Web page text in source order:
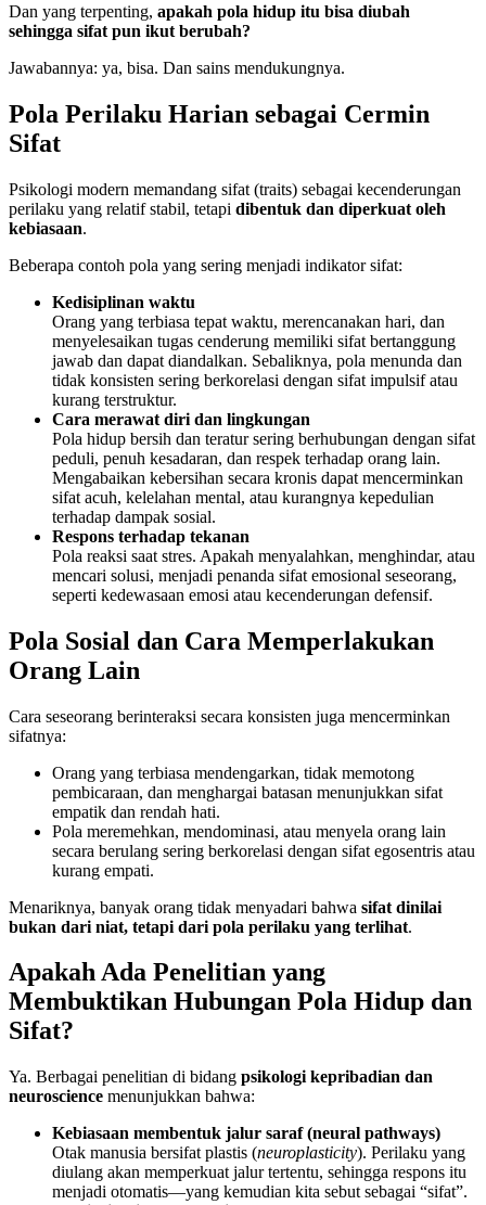
Dan yang terpenting, apakah pola hidup itu bisa diubah
sehingga sifat pun ikut berubah?
Jawabannya: ya, bisa. Dan sains mendukungnya.
Pola Perilaku Harian sebagai Cermin
Sifat
Psikologi modern memandang sifat (traits) sebagai kecenderungan
perilaku yang relatif stabil, tetapi dibentuk dan diperkuat oleh
kebiasaan.
Beberapa contoh pola yang sering menjadi indikator sifat:
Kedisiplinan waktu
Orang yang terbiasa tepat waktu, merencanakan hari, dan
menyelesaikan tugas cenderung memiliki sifat bertanggung
jawab dan dapat diandalkan. Sebaliknya, pola menunda dan
tidak konsisten sering berkorelasi dengan sifat impulsif atau
kurang terstruktur.
Cara merawat diri dan lingkungan
Pola hidup bersih dan teratur sering berhubungan dengan sifat
peduli, penuh kesadaran, dan respek terhadap orang lain.
Mengabaikan kebersihan secara kronis dapat mencerminkan
sifat acuh, kelelahan mental, atau kurangnya kepedulian
terhadap dampak sosial.
Respons terhadap tekanan
Pola reaksi saat stres. Apakah menyalahkan, menghindar, atau
mencari solusi, menjadi penanda sifat emosional seseorang,
seperti kedewasaan emosi atau kecenderungan defensif.
Pola Sosial dan Cara Memperlakukan
Orang Lain
Cara seseorang berinteraksi secara konsisten juga mencerminkan
sifatnya:
Orang yang terbiasa mendengarkan, tidak memotong
pembicaraan, dan menghargai batasan menunjukkan sifat
empatik dan rendah hati.
Pola meremehkan, mendominasi, atau menyela orang lain
secara berulang sering berkorelasi dengan sifat egosentris atau
kurang empati.
Menariknya, banyak orang tidak menyadari bahwa sifat dinilai
bukan dari niat, tetapi dari pola perilaku yang terlihat.
Apakah Ada Penelitian yang
Membuktikan Hubungan Pola Hidup dan
Sifat?
Ya. Berbagai penelitian di bidang psikologi kepribadian dan
neuroscience menunjukkan bahwa:
Kebiasaan membentuk jalur saraf (neural pathways)
Otak manusia bersifat plastis (neuroplasticity). Perilaku yang
diulang akan memperkuat jalur tertentu, sehingga respons itu
menjadi otomatis—yang kemudian kita sebut sebagai “sifat”.